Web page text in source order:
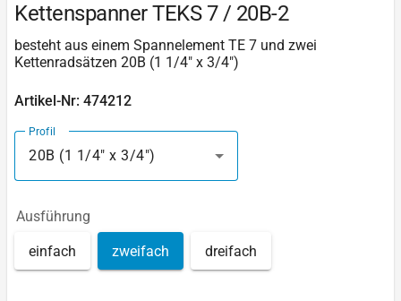
Kettenspanner TEKS 7 / 20B-2
besteht aus einem Spannelement TE 7 und zwei
Kettenradsätzen 20B (1 1/4" x 3/4")
Artikel-Nr: 474212
Profil
20B (1 1/4" x 3/4")
Ausführung
einfach zweifach dreifach